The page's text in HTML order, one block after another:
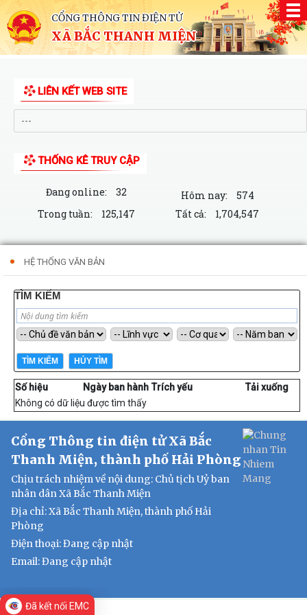
CỔNG THÔNG TIN ĐIỆN TỬ
XÃ BẮC THANH MIỆN
LIÊN KẾT WEB SITE
THỐNG KÊ TRUY CẬP
Đang online: 32 Hôm nay:
574
Trong tuần:
125,147 Tất cả: 1,704,547
HỆ THỐNG VĂN BẢN
TÌM KIẾM
Số hiệu Ngày ban hành Trích yếu
Tải xuống
Không có dữ liệu được tìm thấy
Cổng Thông tin điện tử Xã Bắc
Thanh Miện, thành phố Hải Phòng
Chịu trách nhiệm về nội dung: Chủ tịch Uỷ ban
nhân dân Xã Bắc Thanh Miện
Địa chỉ: Xã Bắc Thanh Miện, thành phố Hải
Phòng
Điện thoại: Đang cập nhật
Email:Đang cập nhật
Đã kết nối EMC